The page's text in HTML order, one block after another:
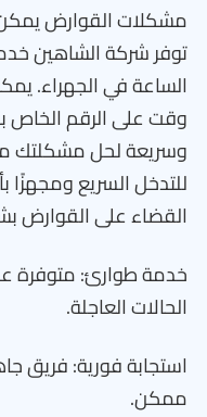
مشكلات القوارض
توفر شركة الشاهين
الساعة في الجهراء.
وقت على الرقم الخاص
وسريعة لحل مشكلتك
للتدخل السريع ومجهزًا
القضاء على القوارض
خدمة طوارئ: متوفرة
الحالات العاجلة.
استجابة فورية: فريق
ممكن.